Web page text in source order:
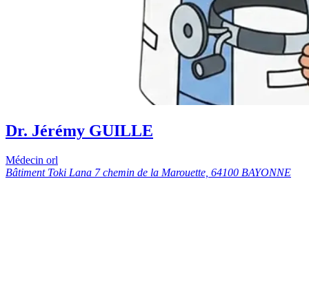
Dr. Jérémy GUILLE
Médecin orl
Bâtiment Toki Lana 7 chemin de la Marouette, 64100 BAYONNE